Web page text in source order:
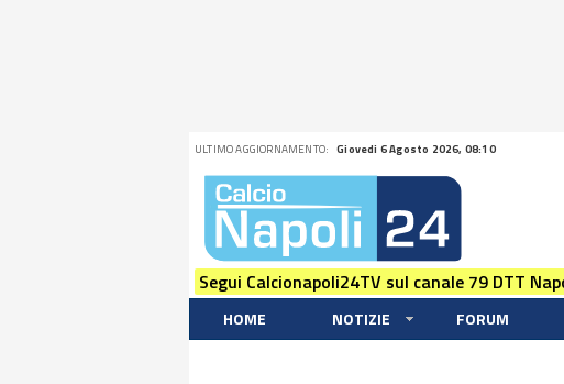
ULTIMO AGGIORNAMENTO: Giovedi 6 Agosto 2026, 08:10
Segui Calcionapoli24TV sul canale 79 DTT
HOME NOTIZIE FORUM